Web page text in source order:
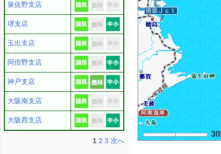
泉佐野支店
堺支店
玉出支店
阿倍野支店
神戸支店
大阪南支店
大阪西支店
1 2 3 次へ